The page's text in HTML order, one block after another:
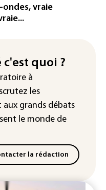
1980
de la
jours en
et la
de défense
vraie
c'est quoi ?
à
les
aux grands débats
le monde de
la rédaction